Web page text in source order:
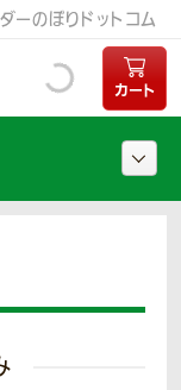
ーのぼりドットコム
カート